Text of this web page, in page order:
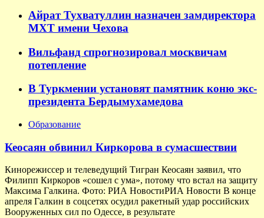
Айрат Тухватуллин назначен замдиректора
МХТ имени Чехова
Вильфанд спрогнозировал москвичам
потепление
В Туркмении установят памятник коню экс-
президента Бердымухамедова
Образование
Кеосаян обвинил Киркорова в сумасшествии
Кинорежиссер и телеведущий Тигран Кеосаян заявил, что
Филипп Киркоров «сошел с ума», потому что встал на защиту
Максима Галкина. Фото: РИА НовостиРИА Новости В конце
апреля Галкин в соцсетях осудил ракетный удар российских
Вооруженных сил по Одессе, в результате